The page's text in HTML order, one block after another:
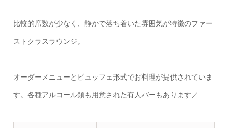
比較的席数が少なく、静かで落ち着いた雰囲気が特徴のファー
ストクラスラウンジ。
オーダーメニューとビュッフェ形式でお料理が提供されていま
す。各種アルコール類も用意された有人バーもあります／